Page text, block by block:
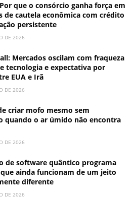
que o consórcio ganha força em
de cautela econômica com crédito
persistente
DE 2026
Mercados oscilam com fraqueza
tecnologia e expectativa por
EUA e Irã
DE 2026
criar mofo mesmo sem
quando o ar úmido não encontra
DE 2026
de software quântico programa
ainda funcionam de um jeito
diferente
DE 2026